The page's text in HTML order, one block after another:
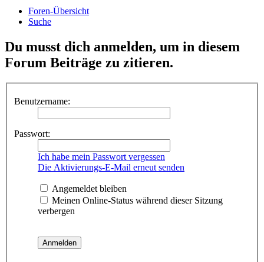
Foren-Übersicht
Suche
Du musst dich anmelden, um in diesem
Forum Beiträge zu zitieren.
Benutzername:
Passwort:
Ich habe mein Passwort vergessen
Die Aktivierungs-E-Mail erneut senden
Angemeldet bleiben
Meinen Online-Status während dieser Sitzung
verbergen